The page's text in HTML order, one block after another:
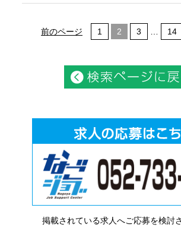
前のページ 1 2 3 14
掲載されている求人へご応募を検討